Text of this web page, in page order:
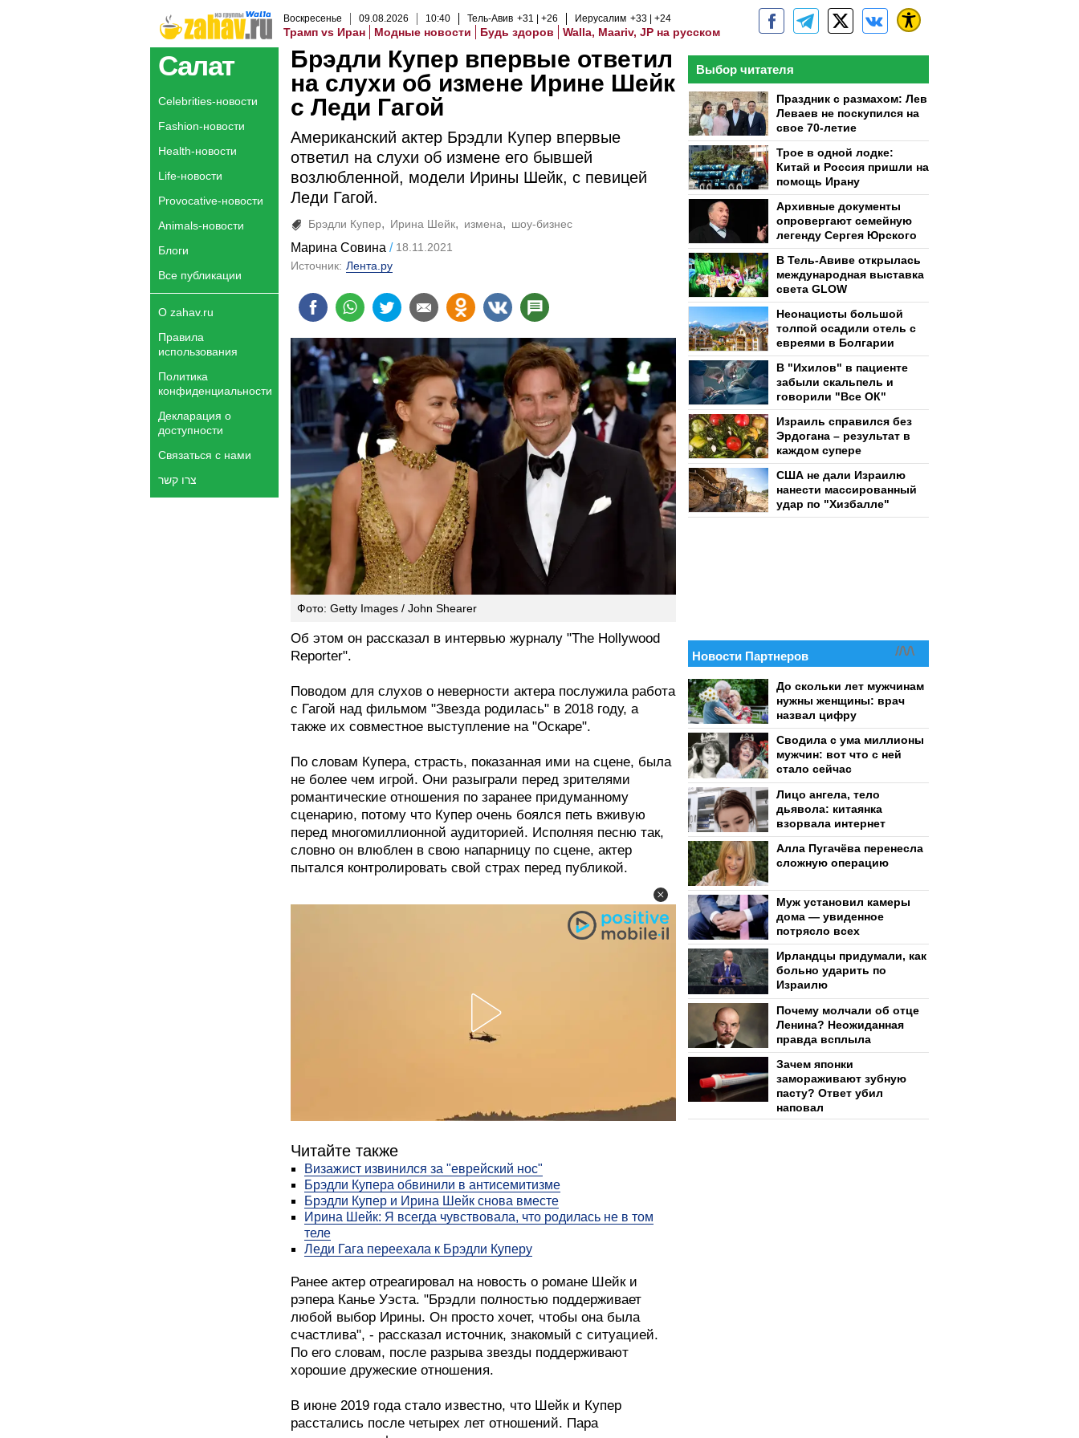
Воскресенье 09.08.2026 10:40 Тель-Авив +31 +26 Иерусалим +33 +24
Трамп vs Иран Модные новости Будь здоров Walla, Maariv, JP на русском
Салат
Celebrities-новости
Fashion-новости
Health-новости
Life-новости
Provocative-новости
Animals-новости
Блоги
Все публикации
О zahav.ru
Правила
использования
Политика
конфиденциальности
Декларация о
доступности
Связаться с нами
צרו קשר
Брэдли Купер впервые ответил
на слухи об измене Ирине Шейк
с Леди Гагой
Американский актер Брэдли Купер впервые
ответил на слухи об измене его бывшей
возлюбленной, модели Ирины Шейк, с певицей
Леди Гагой.
Брэдли Купер Ирина Шейк измена шоу-бизнес
Марина Совина
18.11.2021
Источник: Лента.ру
Фото: Getty Images / John Shearer
Об этом он рассказал в интервью журналу "The Hollywood
Reporter".
Поводом для слухов о неверности актера послужила работа
с Гагой над фильмом "Звезда родилась" в 2018 году, а
также их совместное выступление на "Оскаре".
По словам Купера, страсть, показанная ими на сцене, была
не более чем игрой. Они разыграли перед зрителями
романтические отношения по заранее придуманному
сценарию, потому что Купер очень боялся петь вживую
перед многомиллионной аудиторией. Исполняя песню так,
словно он влюблен в свою напарницу по сцене, актер
пытался контролировать свой страх перед публикой.
Читайте также
Визажист извинился за "еврейский нос"
Брэдли Купера обвинили в антисемитизме
Брэдли Купер и Ирина Шейк снова вместе
Ирина Шейк: Я всегда чувствовала, что родилась не в том
теле
Леди Гага переехала к Брэдли Куперу
Ранее актер отреагировал на новость о романе Шейк и
рэпера Канье Уэста. "Брэдли полностью поддерживает
любой выбор Ирины. Он просто хочет, чтобы она была
счастлива", - рассказал источник, знакомый с ситуацией.
По его словам, после разрыва звезды поддерживают
хорошие дружеские отношения.
В июне 2019 года стало известно, что Шейк и Купер
расстались после четырех лет отношений. Пара
Выбор читателя
Праздник с размахом: Лев
Леваев не поскупился на
свое 70-летие
Трое в одной лодке:
Китай и Россия пришли на
помощь Ирану
Архивные документы
опровергают семейную
легенду Сергея Юрского
В Тель-Авиве открылась
международная выставка
света GLOW
Неонацисты большой
толпой осадили отель с
евреями в Болгарии
В "Ихилов" в пациенте
забыли скальпель и
говорили "Все ОК"
Израиль справился без
Эрдогана – результат в
каждом супере
США не дали Израилю
нанести массированный
удар по "Хизбалле"